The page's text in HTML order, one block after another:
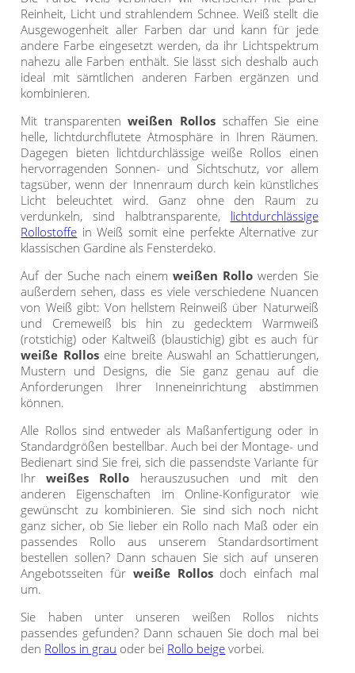
Standard Raffrollos
Zubehör für Raffrollos
Maß
Standard
Flächengardinen
Technik
Zubehör für Vorhänge in
Standardgrößen
Lamellen nach Maß
Fensterformen
Ausstattung / Details
Individual Druck
Messanleitung
Lamellen Ersatzteile &
Zubehör
Jalousien
Jalousien nach Maß
günstige Jalousien in
Standardgrößen
Holzjalousien
Jalousie ausmessen
Jalousien ohne Bohren
Galerie
Markisenstoff
Markisenstoff nach Maß
Balkon
Balkonbespannung nach
Maß
Konfigurator
Scheibengardinen
Scheibengardinen
Sonnensegel
Outdoor-Plissees
Messanleitung
Gardinenschals
Schlaufenschals
Vorhangschals
Ösenschals
Fliegengitter
Kissen
Tischdecke
Fensterbilder
Gardinenstange
Stoffe
Panneaux
Reinheit, Licht und strahlendem Schnee. Weiß stellt die
Ausgewogenheit aller Farben dar und kann für jede
andere Farbe eingesetzt werden, da ihr Lichtspektrum
nahezu alle Farben enthält. Sie lässt sich deshalb auch
ideal mit sämtlichen anderen Farben ergänzen und
kombinieren.
Mit transparentenweißen Rollos schaffen Sie eine
helle, lichtdurchflutete Atmosphäre in Ihren Räumen.
Dagegen bieten lichtdurchlässige weiße Rollos einen
hervorragenden Sonnen- und Sichtschutz, vor allem
tagsüber, wenn der Innenraum durch kein künstliches
Licht beleuchtet wird. Ganz ohne den Raum zu
verdunkeln, sind halbtransparente, lichtdurchlässige
Rollostoffe in Weiß somit eine perfekte Alternative zur
klassischen Gardine als Fensterdeko.
Auf der Suche nach einemweißen Rollo werden Sie
außerdem sehen, dass es viele verschiedene Nuancen
von Weiß gibt: Von hellstem Reinweiß über Naturweiß
und Cremeweiß bis hin zu gedecktem Warmweiß
(rotstichig) oder Kaltweiß (blaustichig) gibt es auch für
weiße Rolloseine breite Auswahl an Schattierungen,
Mustern und Designs, die Sie ganz genau auf die
Anforderungen Ihrer Inneneinrichtung abstimmen
können.
Alle Rollos sind entweder als Maßanfertigung oder in
Standardgrößen bestellbar. Auch bei der Montage- und
Bedienart sind Sie frei, sich die passendste Variante für
Ihrweißes Rollo herauszusuchen und mit den
anderen Eigenschaften im Online-Konfigurator wie
gewünscht zu kombinieren. Sie sind sich noch nicht
ganz sicher, ob Sie lieber ein Rollo nach Maß oder ein
passendes Rollo aus unserem Standardsortiment
bestellen sollen? Dann schauen Sie sich auf unseren
Angebotsseiten für weiße Rollosdoch einfach mal
um.
Sie haben unter unseren weißen Rollos nichts
passendes gefunden? Dann schauen Sie doch mal bei
den Rollos in grau oder bei Rollo beige vorbei.